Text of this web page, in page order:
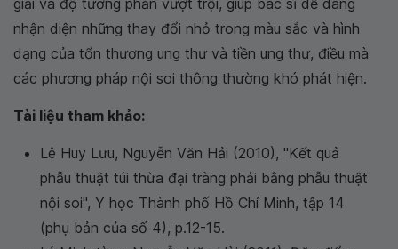
giải và độ tương phản vượt trội, giúp bác sĩ dễ dàng
nhận diện những thay đổi nhỏ trong màu sắc và hình
dạng của tổn thương ung thư và tiền ung thư, điều mà
các phương pháp nội soi thông thường khó phát hiện.
Tài liệu tham khảo:
Lê Huy Lưu, Nguyễn Văn Hải (2010), "Kết quả
phẫu thuật túi thừa đại tràng phải bằng phẫu thuật
nội soi", Y học Thành phố Hồ Chí Minh, tập 14
(phụ bản của số 4), p.12-15.